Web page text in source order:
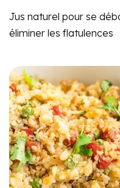
Jus naturel pour se
éliminer les flatulences